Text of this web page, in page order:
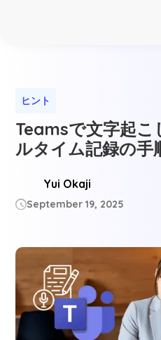
ヒント
Teamsで文字起
ルタイム記録の手
Yui Okaji
September 19, 2025